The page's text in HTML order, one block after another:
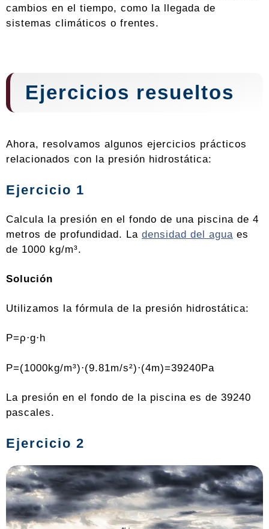
cambios en el tiempo, como la llegada de
sistemas climáticos o frentes.
Ejercicios resueltos
Ahora, resolvamos algunos ejercicios prácticos
relacionados con la presión hidrostática:
Ejercicio 1
Calcula la presión en el fondo de una piscina de 4
metros de profundidad. La densidad del agua es
de 1000 kg/m³.
Solución
Utilizamos la fórmula de la presión hidrostática:
P=ρ⋅g⋅h
P=(1000kg/m³)⋅(9.81m/s²)⋅(4m)=39240Pa
La presión en el fondo de la piscina es de 39240
pascales.
Ejercicio 2